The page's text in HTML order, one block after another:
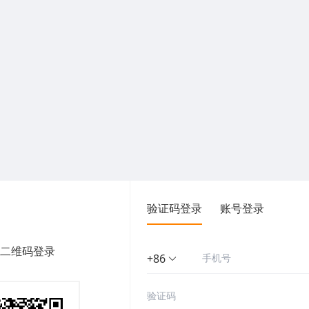
维码登录
验证码登录 账号登录
+86